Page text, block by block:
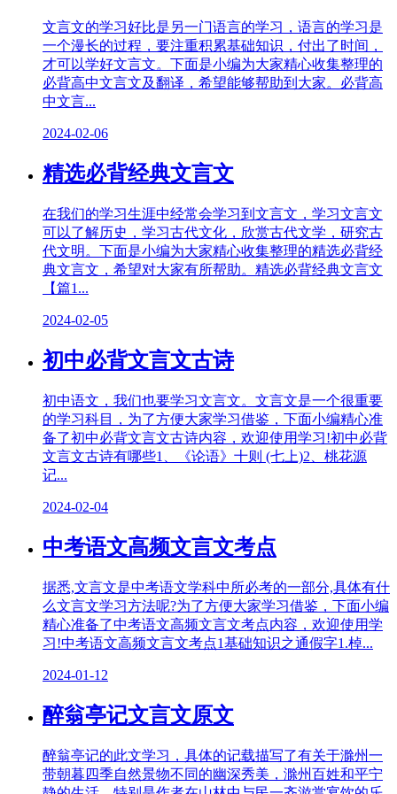
文言文的学习好比是另一门语言的学习，语言的学习是
一个漫长的过程，要注重积累基础知识，付出了时间，
才可以学好文言文。下面是小编为大家精心收集整理的
必背高中文言文及翻译，希望能够帮助到大家。必背高
中文言...
2024-02-06
精选必背经典文言文
在我们的学习生涯中经常会学习到文言文，学习文言文
可以了解历史，学习古代文化，欣赏古代文学，研究古
代文明。下面是小编为大家精心收集整理的精选必背经
典文言文，希望对大家有所帮助。精选必背经典文言文
【篇1...
2024-02-05
初中必背文言文古诗
初中语文，我们也要学习文言文。文言文是一个很重要
的学习科目，为了方便大家学习借鉴，下面小编精心准
备了初中必背文言文古诗内容，欢迎使用学习!初中必背
文言文古诗有哪些1、《论语》十则 (七上)2、桃花源
记...
2024-02-04
中考语文高频文言文考点
据悉,文言文是中考语文学科中所必考的一部分,具体有什
么文言文学习方法呢?为了方便大家学习借鉴，下面小编
精心准备了中考语文高频文言文考点内容，欢迎使用学
习!中考语文高频文言文考点1基础知识之通假字1.棹...
2024-01-12
醉翁亭记文言文原文
醉翁亭记的此文学习，具体的记载描写了有关于滁州一
带朝暮四季自然景物不同的幽深秀美，滁州百姓和平宁